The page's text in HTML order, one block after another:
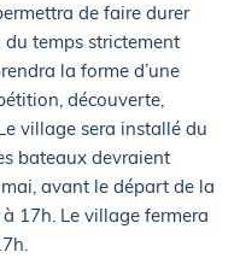
de faire durer
du temps strictement
la forme d’une
découverte,
village sera installé du
bateaux devraient
avant le départ de la
17h. Le village fermera